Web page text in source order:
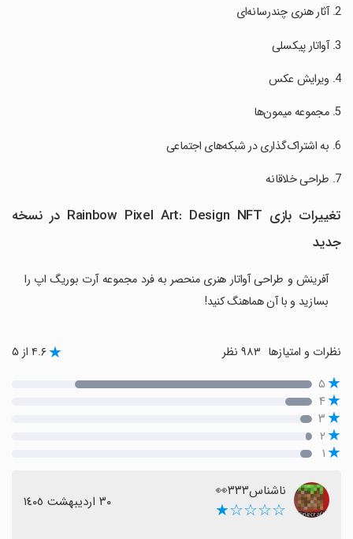
تغییرات بازی Rainbow Pixel Art: Design NFT در نسخه
جدید
آفرینش و طراحی آواتار هنری منحصر به فرد مجموعه آرت بوریگ اپ را
بسازید و با آن هماهنگ کنید!
نظرات و امتیازها ۴.۶ از ۵
۵
۴
۳
۲
۱
ناشناس۳۳۳👀
☆☆☆☆★ ٣٠ اردیبهشت ١٤٠٥